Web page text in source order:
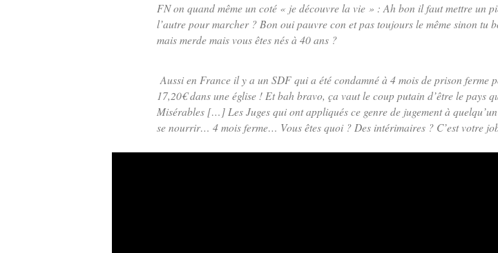
FN on quand même un coté « je découvre la vie » : Ah bon il faut mettre un
l’autre pour marcher ? Bon oui pauvre con et pas toujours le même sinon tu
mais merde mais vous êtes nés à 40 ans ?
Aussi en France il y a un SDF qui a été condamné à 4 mois de prison ferme
17,20€ dans une église ! Et bah bravo, ça vaut le coup putain d’être le pays
Misérables […] Les Juges qui ont appliqués ce genre de jugement à
se nourrir… 4 mois ferme… Vous êtes quoi ? Des intérimaires ? C’est votre